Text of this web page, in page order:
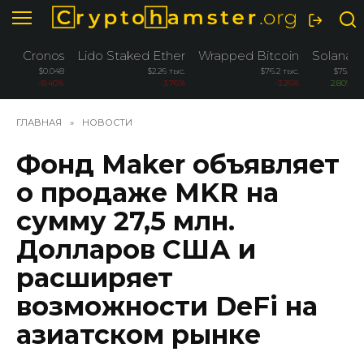
Перейти
содержанию
Cronos
$0.048
-8.40%
Lido Staked Ether
$2.26 тыс.
-3.76%
Wrapped Bitcoin
$76.2 тыс.
-3.26%
Solana
$75.5
2.80%
ГЛАВНАЯ » НОВОСТИ
Фонд Maker объявляет
о продаже MKR на
сумму 27,5 млн.
Долларов США и
расширяет
возможности DeFi на
азиатском рынке